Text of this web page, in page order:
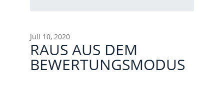
Juli 10, 2020
RAUS AUS DEM
BEWERTUNGSMODUS